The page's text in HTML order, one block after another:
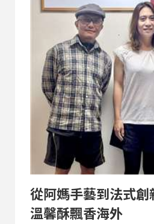
品牌。她一路走出屬於自己
行社綁約。 她也觀察，如今的新世代旅人，早已不
滿足於傳統跟團模式。許多
打造的旅行體驗，有人想深
有人想長住異國古城，也有
理人生。Jessie認為，旅行
去的「景點收集」，逐漸走
過，自由旅行的背後，也伴
談到女性獨旅的安全問題。...
從阿媽手藝到法式
溫馨酥飄香海外